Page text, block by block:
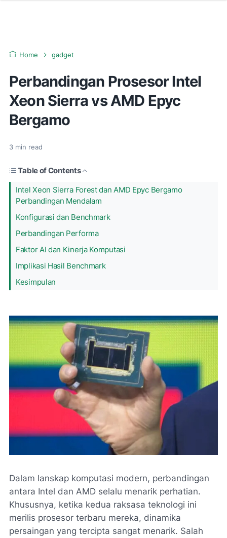
Home gadget
Perbandingan Prosesor Intel
Xeon Sierra vs AMD Epyc
Bergamo
3 min read
Table of Contents
Intel Xeon Sierra Forest dan AMD Epyc Bergamo
Perbandingan Mendalam
Konfigurasi dan Benchmark
Perbandingan Performa
Faktor AI dan Kinerja Komputasi
Implikasi Hasil Benchmark
Kesimpulan
Dalam lanskap komputasi modern, perbandingan
antara Intel dan AMD selalu menarik perhatian.
Khususnya, ketika kedua raksasa teknologi ini
merilis prosesor terbaru mereka, dinamika
persaingan yang tercipta sangat menarik. Salah